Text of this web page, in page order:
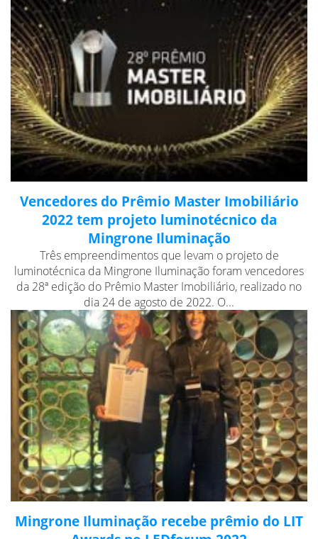
Vencedores do Prêmio Master Imobiliário
2022 tem projeto luminotécnico da
Mingrone Iluminação
Três empreendimentos que levam o projeto de
luminotécnica da Mingrone Iluminação foram vencedores
da 28ª edição do Prêmio Master Imobiliário, realizado no
dia 24 de agosto de 2022. O...
Mingrone Iluminação recebe prêmio do LIT